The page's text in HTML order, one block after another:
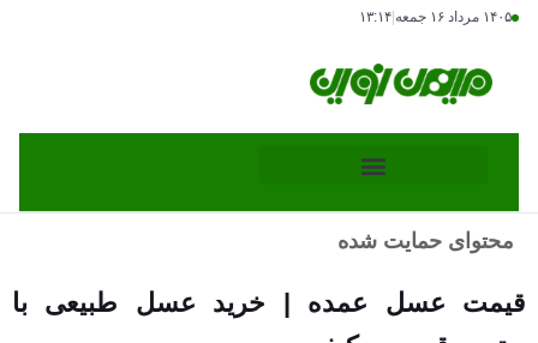
۱۴۰۵ مرداد ۱۶ جمعه ۱۳:۱۴
محتوای حمایت شده
قیمت عسل عمده | خرید عسل طبیعی با